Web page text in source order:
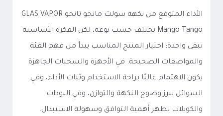
الأداء المتوقع من نكهة سولت مانجو تانجو GLAS VAPOR
Mango Tango يختلف حسب نوعه، لكن الفكرة الأساسية
تبقى واحدة: اختيار المنتج المناسب يبدأ من فهم الفئة
والمواصفات الصحيحة. في الأجهزة والسحبات الجاهزة
يكون الاهتمام غالبًا براحة الاستخدام وثبات الأداء، وفي
السوائل يبرز وضوح النكهة والتوازن، وفي البودات
والكويلات تظهر أهمية التوافق وسهولة الاستبدال.